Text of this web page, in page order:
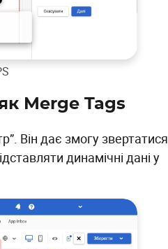
Merge Tags
Він дає змогу звертатися
динамічні дані у